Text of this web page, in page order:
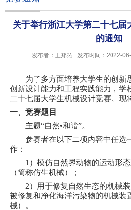
关于举行浙江大学第二十七届
的通知
发布者：王郑拓 发布时间：2022-
为了多方面培养大学生的创新
创新设计能力和工程实践能力，学
二十七届大学生机械设计竞赛。现
一、竞赛题目
主题“自然•和谐”。
参赛者在以下二项内容中任选
作：
1 ）模仿自然界动物的运动形
（简称仿生机械）；
2）用于修复自然生态的机械
被修复和净化海洋污染物的机械装
械）。